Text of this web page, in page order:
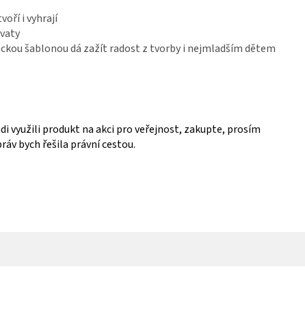
i vyhrají
šablonou dá zažít radost z tvorby i nejmladším dětem
využili produkt na akci pro veřejnost, zakupte, prosím
bych řešila právní cestou.